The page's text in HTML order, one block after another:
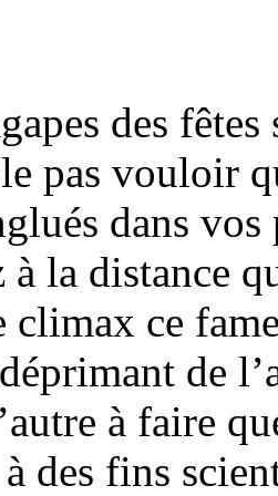
des
pas vouloir
dans
la distance
climax ce
de
à faire
des fins